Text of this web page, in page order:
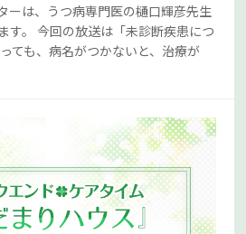
ーは、うつ病専門医の樋口輝彦先生
す。 今回の放送は「未診断疾患につ
ても、病名がつかないと、治療が